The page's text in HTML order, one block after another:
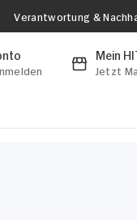
Verantwortung &
Mein
Jetzt